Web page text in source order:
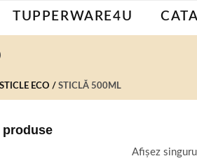
TUPPERWARE4U
STICLE ECO STICLĂ 500ML
produse
Afișez